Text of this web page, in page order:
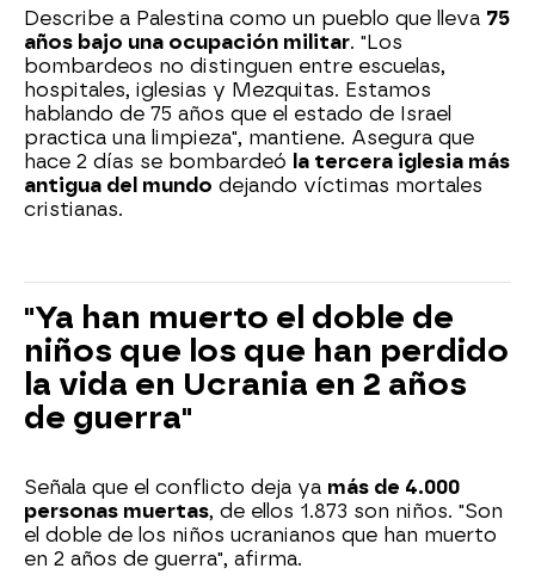
Describe a Palestina como un pueblo que lleva 75
años bajo una ocupación militar. "Los
bombardeos no distinguen entre escuelas,
hospitales, iglesias y Mezquitas. Estamos
hablando de 75 años que el estado de Israel
practica una limpieza", mantiene. Asegura que
hace 2 días se bombardeó la tercera iglesia más
antigua del mundo dejando víctimas mortales
cristianas.
"Ya han muerto el doble de
niños que los que han perdido
la vida en Ucrania en 2 años
de guerra"
Señala que el conflicto deja ya más de 4.000
personas muertas, de ellos 1.873 son niños. "Son
el doble de los niños ucranianos que han muerto
en 2 años de guerra", afirma.